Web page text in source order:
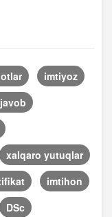
imtiyoz
xalqaro yutuqlar
imtihon
DSc